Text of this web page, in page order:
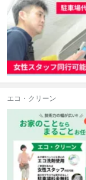
エコ・クリーン